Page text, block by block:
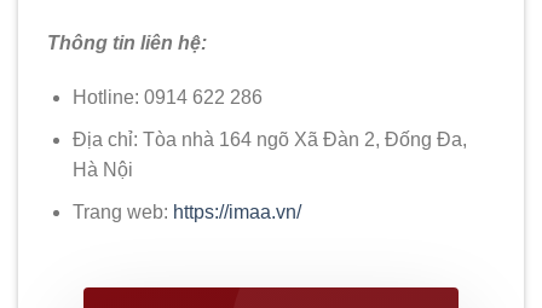
Thông tin liên hệ:
Hotline: 0914 622 286
Địa chỉ: Tòa nhà 164 ngõ Xã Đàn 2, Đống Đa,
Hà Nội
Trang web: https://imaa.vn/